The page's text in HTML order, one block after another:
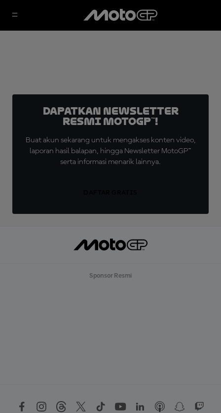
Dapatkan Newsletter
Resmi MotoGP™!
Buat akun sekarang untuk mengakses konten video,
laporan hasil balapan, hingga Newsletter MotoGP™
serta informasi menarik lainnya.
Sponsor Resmi